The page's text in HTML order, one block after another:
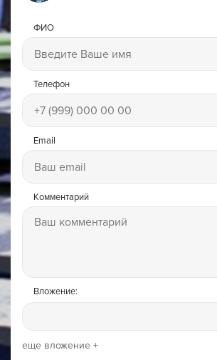
ФИО
Телефон
Email
Комментарий
Вложение:
еще вложение +